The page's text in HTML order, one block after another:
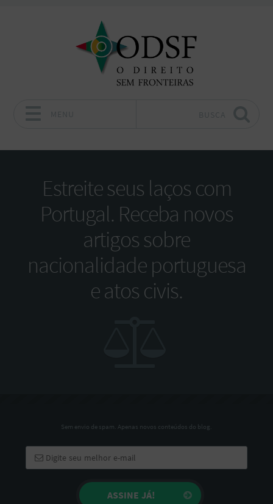
Estreite seus laços com
Portugal. Receba novos
artigos sobre
nacionalidade portuguesa
e atos civis.
Sem envio de spam. Apenas novos conteúdos do blog.